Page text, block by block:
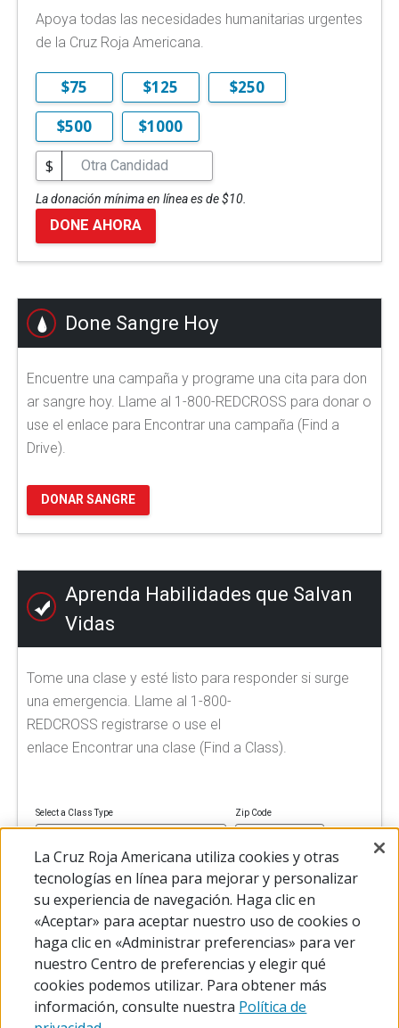
Apoya todas las necesidades humanitarias urgentes
de la Cruz Roja Americana.
$75 $125
$250
$500
$1000
$
La donación mínima en línea es de $10.
DONE AHORA
Done Sangre Hoy
Encuentre una campaña y programe una cita para don
ar sangre hoy. Llame al 1-800-REDCROSS para donar o
use el enlace para Encontrar una campaña (Find a
Drive).
DONAR SANGRE
Aprenda Habilidades que Salvan
Vidas
Tome una clase y esté listo para responder si surge
una emergencia. Llame al 1-800-
REDCROSS registrarse o use el
enlace Encontrar una clase (Find a Class).
Select a Class Type Zip Code
FIND A CLASS
La Cruz Roja Americana utiliza cookies y otras
tecnologías en línea para mejorar y personalizar
su experiencia de navegación. Haga clic en
«Aceptar» para aceptar nuestro uso de cookies o
haga clic en «Administrar preferencias» para ver
nuestro Centro de preferencias y elegir qué
cookies podemos utilizar. Para obtener más
información, consulte nuestra Política de